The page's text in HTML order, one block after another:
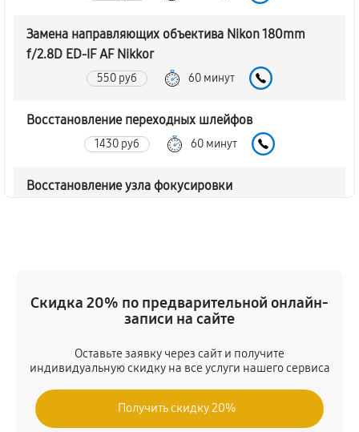
Замена направляющих объектива Nikon 180mm
f/2.8D ED-IF AF Nikkor
550 руб 60 минут
Восстановление переходных шлейфов
1430 руб 60 минут
Восстановление узла фокусировки
880 руб
1650 руб 60 минут
Чистка от пыли объектива Nikon 180mm f/2.8D ED-
IF AF Nikkor
Скидка 20% по предварительной онлайн-
записи на сайте
Оставьте заявку через сайт и получите
индивидуальную скидку на все услуги нашего сервиса
Получить скидку 20%